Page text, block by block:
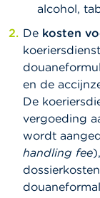
alcohol,
De kosten
en de
De
vergoeding
wordt
handling fee